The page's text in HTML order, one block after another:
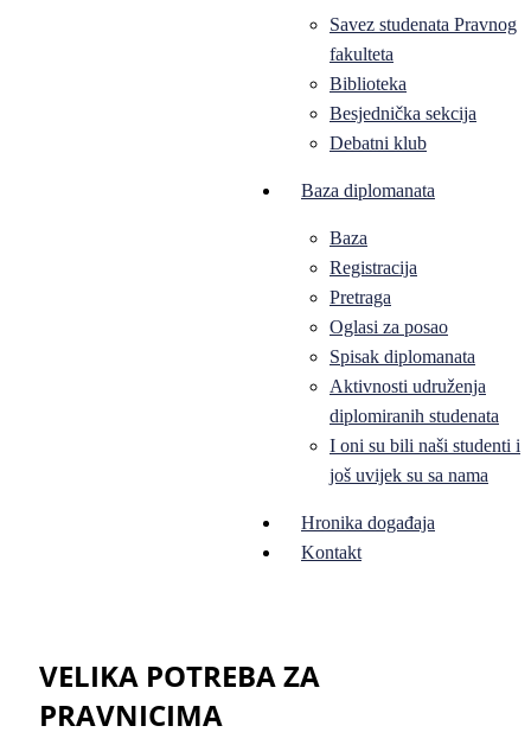
Savez studenata Pravnog
fakulteta
Biblioteka
Besjednička sekcija
Debatni klub
Baza diplomanata
Baza
Registracija
Pretraga
Oglasi za posao
Spisak diplomanata
Aktivnosti udruženja
diplomiranih studenata
I oni su bili naši studenti i
još uvijek su sa nama
Hronika događaja
Kontakt
VELIKA POTREBA ZA
PRAVNICIMA